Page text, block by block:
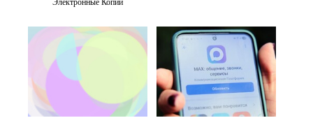
Электронные Копии